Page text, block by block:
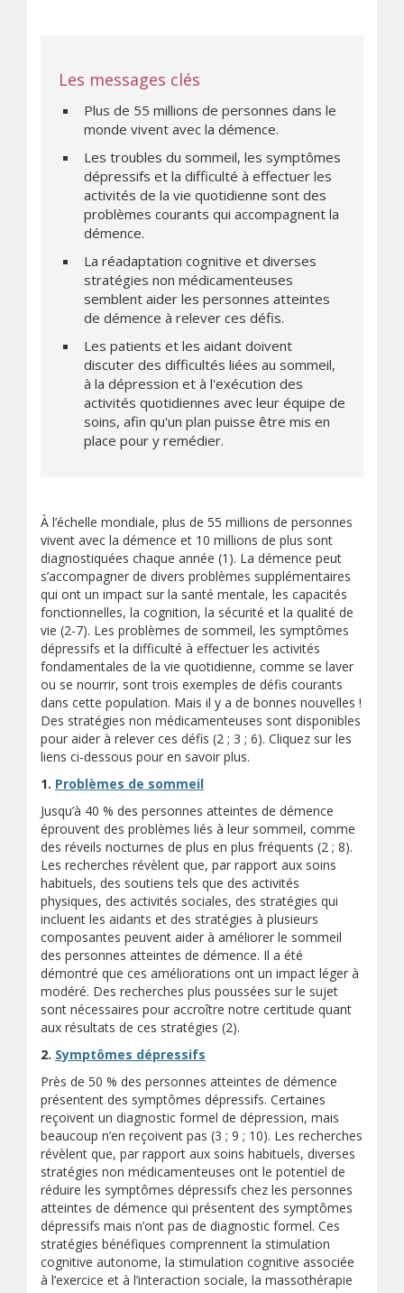
Les messages clés
Plus de 55 millions de personnes dans le
monde vivent avec la démence.
Les troubles du sommeil, les symptômes
dépressifs et la difficulté à effectuer les
activités de la vie quotidienne sont des
problèmes courants qui accompagnent la
démence.
La réadaptation cognitive et diverses
stratégies non médicamenteuses
semblent aider les personnes atteintes
de démence à relever ces défis.
Les patients et les aidant doivent
discuter des difficultés liées au sommeil,
à la dépression et à l'exécution des
activités quotidiennes avec leur équipe de
soins, afin qu'un plan puisse être mis en
place pour y remédier.
À l’échelle mondiale, plus de 55 millions de personnes
vivent avec la démence et 10 millions de plus sont
diagnostiquées chaque année (1). La démence peut
s’accompagner de divers problèmes supplémentaires
qui ont un impact sur la santé mentale, les capacités
fonctionnelles, la cognition, la sécurité et la qualité de
vie (2-7). Les problèmes de sommeil, les symptômes
dépressifs et la difficulté à effectuer les activités
fondamentales de la vie quotidienne, comme se laver
ou se nourrir, sont trois exemples de défis courants
dans cette population. Mais il y a de bonnes nouvelles !
Des stratégies non médicamenteuses sont disponibles
pour aider à relever ces défis (2 ; 3 ; 6). Cliquez sur les
liens ci-dessous pour en savoir plus.
1. Problèmes de sommeil
Jusqu’à 40 % des personnes atteintes de démence
éprouvent des problèmes liés à leur sommeil, comme
des réveils nocturnes de plus en plus fréquents (2 ; 8).
Les recherches révèlent que, par rapport aux soins
habituels, des soutiens tels que des activités
physiques, des activités sociales, des stratégies qui
incluent les aidants et des stratégies à plusieurs
composantes peuvent aider à améliorer le sommeil
des personnes atteintes de démence. Il a été
démontré que ces améliorations ont un impact léger à
modéré. Des recherches plus poussées sur le sujet
sont nécessaires pour accroître notre certitude quant
aux résultats de ces stratégies (2).
2. Symptômes dépressifs
Près de 50 % des personnes atteintes de démence
présentent des symptômes dépressifs. Certaines
reçoivent un diagnostic formel de dépression, mais
beaucoup n’en reçoivent pas (3 ; 9 ; 10). Les recherches
révèlent que, par rapport aux soins habituels, diverses
stratégies non médicamenteuses ont le potentiel de
réduire les symptômes dépressifs chez les personnes
atteintes de démence qui présentent des symptômes
dépressifs mais n’ont pas de diagnostic formel. Ces
stratégies bénéfiques comprennent la stimulation
cognitive autonome, la stimulation cognitive associée
à l’exercice et à l’interaction sociale, la massothérapie